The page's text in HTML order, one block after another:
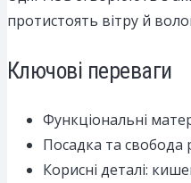
протистоять вітру й
Ключові переваги
Функціональні
Посадка та свобода
Корисні деталі: